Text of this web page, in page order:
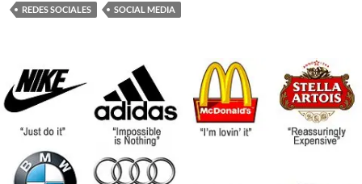
REDES SOCIALES
SOCIAL MEDIA